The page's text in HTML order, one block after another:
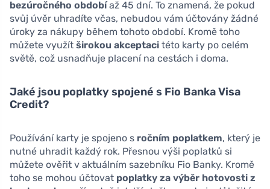
bezúročného obdobíaž 45 dní. To znamená, že pokud
svůj úvěr uhradíte včas, nebudou vám účtovány žádné
úroky za nákupy během tohoto období. Kromě toho
můžete využít širokou akceptaci této karty po celém
světě, což usnadňuje placení na cestách i doma.
Jaké jsou poplatky spojené s Fio Banka Visa
Credit?
Používání karty je spojeno s ročním poplatkem, který je
nutné uhradit každý rok. Přesnou výši poplatků si
můžete ověřit v aktuálním sazebníku Fio Banky. Kromě
toho se mohou účtovat poplatky za výběr hotovosti z